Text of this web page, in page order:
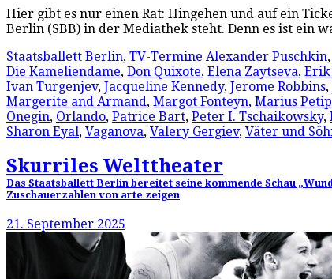
Hier gibt es nur einen Rat: Hingehen und auf ein
Berlin (SBB) in der Mediathek steht. Denn es ist ein
Staatsballett Berlin, TV-Termine Alexander Puschkin,
Die Kameliendame, Don Quixote, Elena Zaytseva, Erik
Ivan Turgenjev, Jacqueline Kennedy, Jerome Robbins,
Margerite and Armand, Margot Fonteyn, Marius
Onegin, Orlando, Patrice Bart, Peter I. Tschaikowsky,
Sharon Eyal, Vaganova, Valery Gergiev, Väter und
Skurriles Welttheater
Das Staatsballett Berlin bereitet seine kommende Schau
Zuschauerzahlen von arte zeigen
21. September 2025